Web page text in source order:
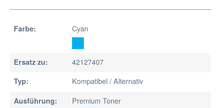
Farbe: Cyan
Ersatz zu: 42127407
Typ: Kompatibel / Alternativ
Ausführung: Premium Toner